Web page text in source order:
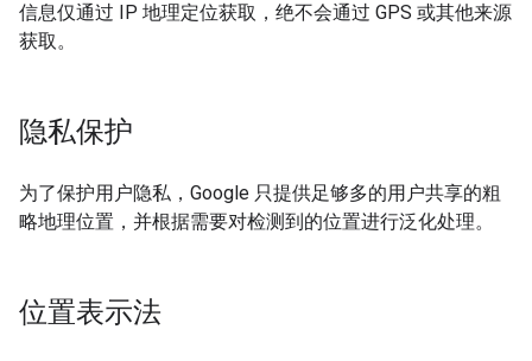
信息仅通过 IP 地理定位获取，绝不会通过 GPS 或其他来源
获取。
隐私保护
为了保护用户隐私，Google 只提供足够多的用户共享的粗
略地理位置，并根据需要对检测到的位置进行泛化处理。
位置表示法